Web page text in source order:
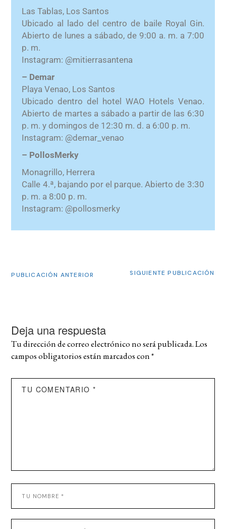
Las Tablas, Los Santos
Ubicado al lado del centro de baile Royal Gin.
Abierto de lunes a sábado, de 9:00 a. m. a 7:00
p. m.
Instagram: @mitierrasantena
– Demar
Playa Venao, Los Santos
Ubicado dentro del hotel WAO Hotels Venao.
Abierto de martes a sábado a partir de las 6:30
p. m. y domingos de 12:30 m. d. a 6:00 p. m.
Instagram: @demar_venao
– PollosMerky
Monagrillo, Herrera
Calle 4.ª, bajando por el parque. Abierto de 3:30
p. m. a 8:00 p. m.
Instagram: @pollosmerky
PUBLICACIÓN ANTERIOR SIGUIENTE PUBLICACIÓN
Deja una respuesta
Tu dirección de correo electrónico no será publicada. Los
campos obligatorios están marcados con*